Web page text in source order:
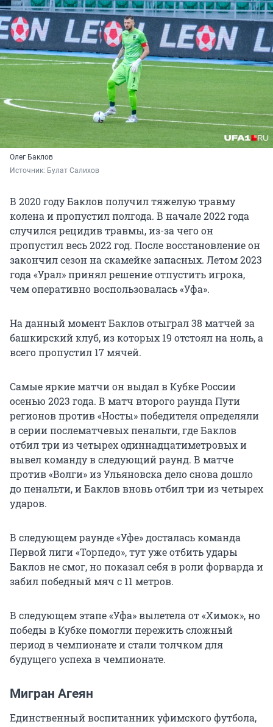
Олег Баклов
Источник: Булат Салихов
В 2020 году Баклов получил тяжелую травму
колена и пропустил полгода. В начале 2022 года
случился рецидив травмы, из-за чего он
пропустил весь 2022 год. После восстановление он
закончил сезон на скамейке запасных. Летом 2023
года «Урал» принял решение отпустить игрока,
чем оперативно воспользовалась «Уфа».
На данный момент Баклов отыграл 38 матчей за
башкирский клуб, из которых 19 отстоял на ноль, а
всего пропустил 17 мячей.
Самые яркие матчи он выдал в Кубке России
осенью 2023 года. В матч второго раунда Пути
регионов против «Носты» победителя определяли
в серии послематчевых пенальти, где Баклов
отбил три из четырех одиннадцатиметровых и
вывел команду в следующий раунд. В матче
против «Волги» из Ульяновска дело снова дошло
до пенальти, и Баклов вновь отбил три из четырех
ударов.
В следующем раунде «Уфе» досталась команда
Первой лиги «Торпедо», тут уже отбить удары
Баклов не смог, но показал себя в роли форварда и
забил победный мяч с 11 метров.
В следующем этапе «Уфа» вылетела от «Химок», но
победы в Кубке помогли пережить сложный
период в чемпионате и стали толчком для
будущего успеха в чемпионате.
Мигран Агеян
Единственный воспитанник уфимского футбола,